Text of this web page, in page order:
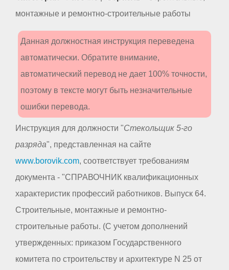
монтажные и ремонтно-строительные работы
Данная должностная инструкция переведена
автоматически. Обратите внимание,
автоматический перевод не дает 100% точности,
поэтому в тексте могут быть незначительные
ошибки перевода.
Инструкция для должности "Стекольщик 5-го
разряда", представленная на сайте
www.borovik.com, соответствует требованиям
документа - "СПРАВОЧНИК квалификационных
характеристик профессий работников. Выпуск 64.
Строительные, монтажные и ремонтно-
строительные работы. (С учетом дополнений
утвержденных: приказом Государственного
комитета по строительству и архитектуре N 25 от